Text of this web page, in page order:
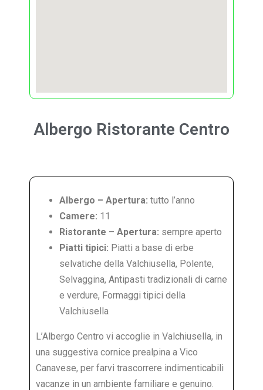
Albergo Ristorante Centro
Albergo – Apertura: tutto l’anno
Camere: 11
Ristorante – Apertura: sempre aperto
Piatti tipici: Piatti a base di erbe
selvatiche della Valchiusella, Polente,
Selvaggina, Antipasti tradizionali di carne
e verdure, Formaggi tipici della
Valchiusella
L’Albergo Centro vi accoglie in Valchiusella, in
una suggestiva cornice prealpina a Vico
Canavese, per farvi trascorrere indimenticabili
vacanze in un ambiente familiare e genuino.